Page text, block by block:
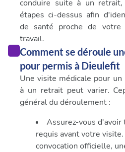
conduire suite à un
étapes ci-dessus afin
de santé proche de
travail.
Comment se déroule
pour permis à Dieulefit
Une visite médicale pour
à un retrait peut varier.
général du déroulement :
Assurez-vous d'avoir
requis avant votre
convocation officielle,